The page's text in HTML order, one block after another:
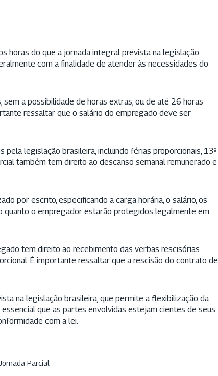
horas do que a jornada integral prevista na legislação
com a finalidade de atender às necessidades do
sem a possibilidade de horas extras, ou de até 26 horas
ressaltar que o salário do empregado deve ser
legislação brasileira, incluindo férias proporcionais, 13º
também tem direito ao descanso semanal remunerado e
por escrito, especificando a carga horária, o salário, os
quanto o empregador estarão protegidos legalmente em
tem direito ao recebimento das verbas rescisórias
É importante ressaltar que a rescisão do contrato de
na legislação brasileira, que permite a flexibilização da
que as partes envolvidas estejam cientes de seus
com a lei.
Parcial